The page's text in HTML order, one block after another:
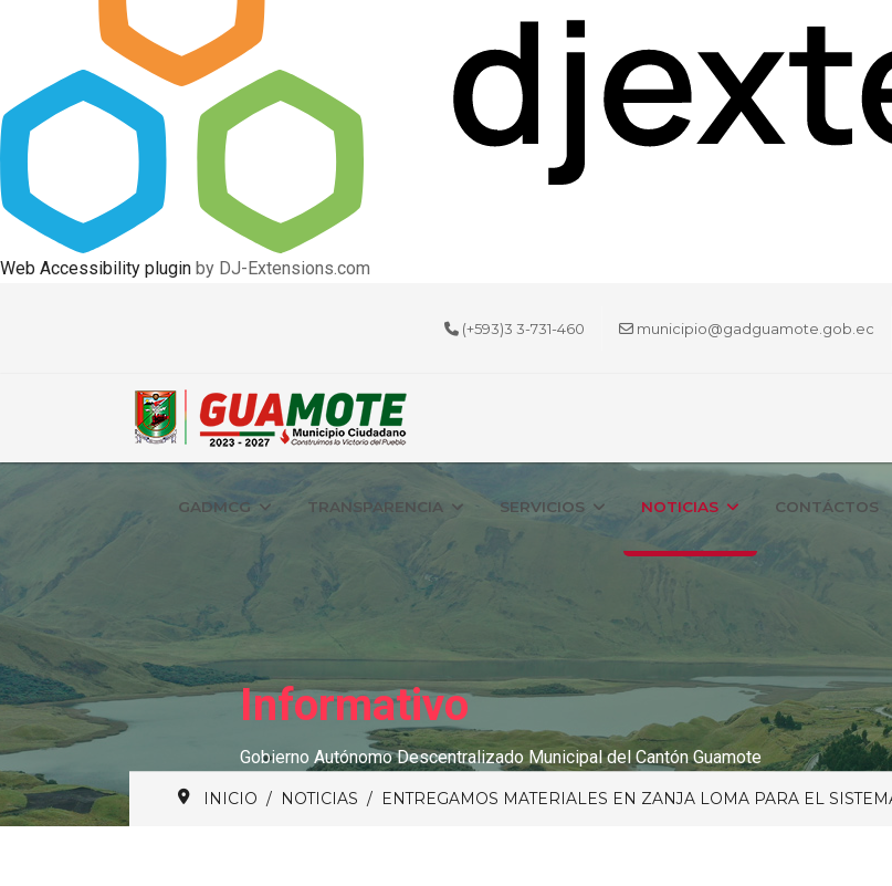
Web Accessibility plugin by DJ-Extensions.com
(+593)3 3-731-460 municipio@gadguamote.gob.ec
GADMCG TRANSPARENCIA SERVICIOS NOTICIAS CONTÁCTOS
Informativo
Gobierno Autónomo Descentralizado Municipal del Cantón Guamote
INICIO NOTICIAS ENTREGAMOS MATERIALES EN ZANJA LOMA PARA EL